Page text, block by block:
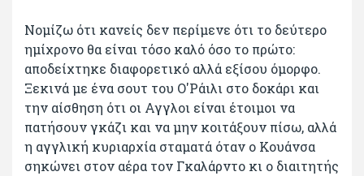
Νομίζω ότι κανείς δεν περίμενε ότι το δεύτερο
ημίχρονο θα είναι τόσο καλό όσο το πρώτο:
αποδείχτηκε διαφορετικό αλλά εξίσου όμορφο.
Ξεκινά με ένα σουτ του Ο'Ράιλι στο δοκάρι και
την αίσθηση ότι οι Αγγλοι είναι έτοιμοι να
πατήσουν γκάζι και να μην κοιτάξουν πίσω, αλλά
η αγγλική κυριαρχία σταματά όταν ο Κουάνσα
σηκώνει στον αέρα τον Γκαλάρντο κι ο διαιτητής